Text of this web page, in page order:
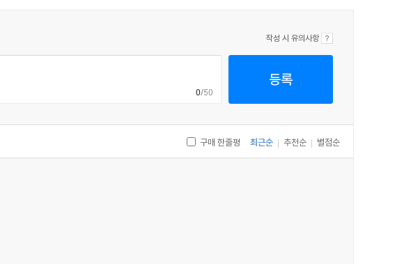
작성 시 유의사항
0/50
등록
구매 한줄평 최근순 추천순 별점순